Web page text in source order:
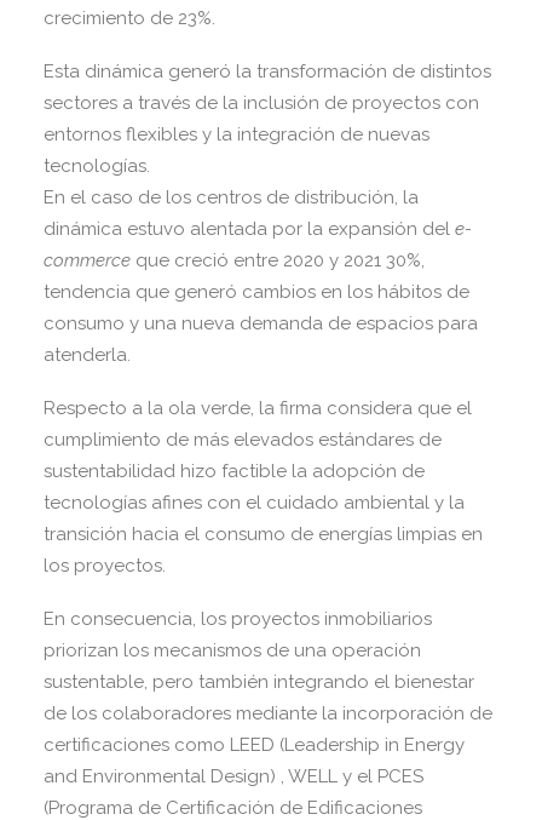
crecimiento de 23%.
Esta dinámica generó la transformación de distintos
sectores a través de la inclusión de proyectos con
entornos flexibles y la integración de nuevas
tecnologías.
En el caso de los centros de distribución, la
dinámica estuvo alentada por la expansión del e-
commerce que creció entre 2020 y 2021 30%,
tendencia que generó cambios en los hábitos de
consumo y una nueva demanda de espacios para
atenderla.
Respecto a la ola verde, la firma considera que el
cumplimiento de más elevados estándares de
sustentabilidad hizo factible la adopción de
tecnologías afines con el cuidado ambiental y la
transición hacia el consumo de energías limpias en
los proyectos.
En consecuencia, los proyectos inmobiliarios
priorizan los mecanismos de una operación
sustentable, pero también integrando el bienestar
de los colaboradores mediante la incorporación de
certificaciones como LEED (Leadership in Energy
and Environmental Design) , WELL y el PCES
(Programa de Certificación de Edificaciones